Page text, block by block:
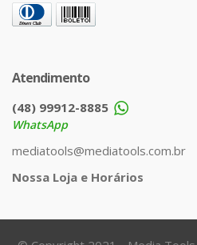
Atendimento
(48) 99912-8885
WhatsApp
mediatools@mediatools.com.br
Nossa Loja e Horários